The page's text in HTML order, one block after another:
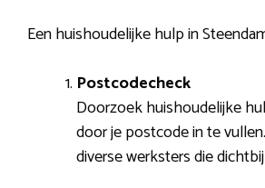
Een huishoudelijke hulp in
Postcodecheck
Doorzoek huishoudelijke
door je postcode in te
diverse werksters die